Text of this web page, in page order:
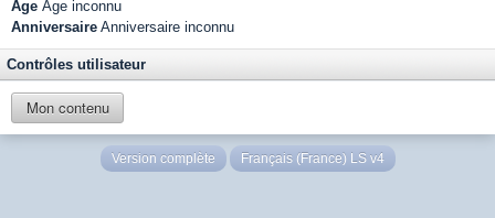
Âge Âge inconnu
Anniversaire Anniversaire inconnu
Contrôles utilisateur
Mon contenu
Version complète Français (France) LS v4